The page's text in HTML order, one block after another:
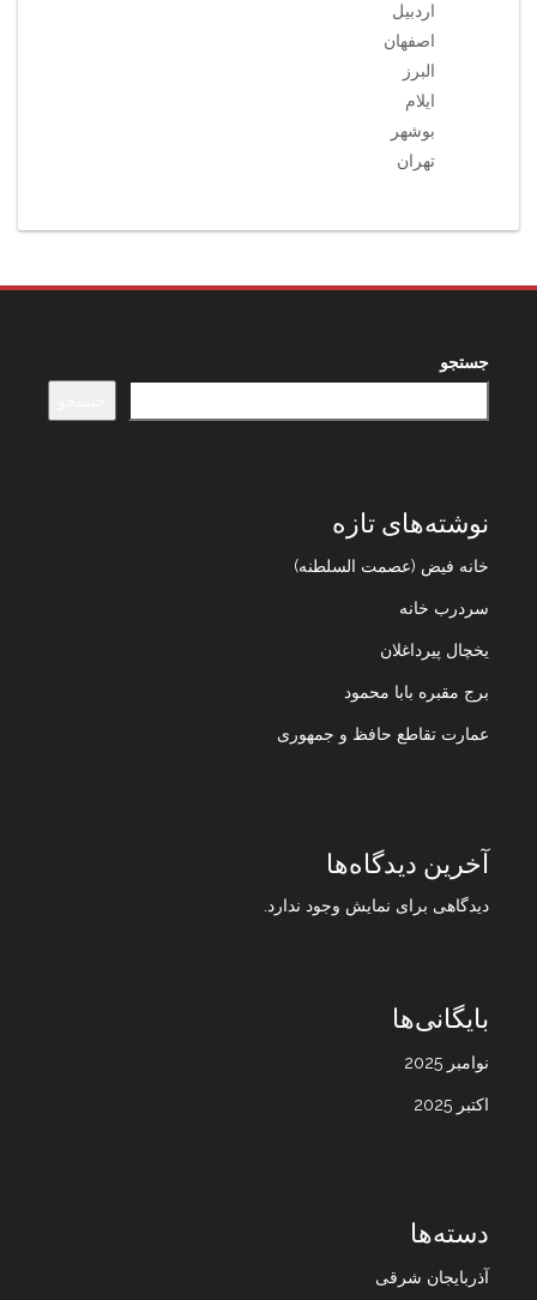
اردبیل
اصفهان
البرز
ایلام
بوشهر
تهران
جستجو
نوشته‌های تازه
خانه فیض (عصمت السلطنه)
سردرب خانه
یخچال پیرداغلان
برج مقبره بابا محمود
عمارت تقاطع حافظ و جمهوری
آخرین دیدگاه‌ها
دیدگاهی برای نمایش وجود ندارد.
بایگانی‌ها
نوامبر 2025
اکتبر 2025
دسته‌ها
آذربایجان شرقی